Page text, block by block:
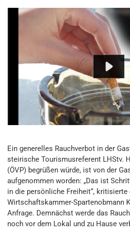
Ein generelles Rauchverbot in der
steirische Tourismusreferent LHStv.
(ÖVP) begrüßen würde, ist von der
aufgenommen worden: „Das ist
in die persönliche Freiheit“,
Wirtschaftskammer-Spartenobmann
Anfrage. Demnächst werde das
noch vor dem Lokal und zu Hause